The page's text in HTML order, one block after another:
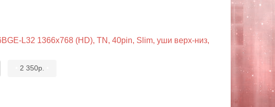
L32 1366x768 (HD), TN, 40pin, Slim, уши верх-низ,
2 350р.